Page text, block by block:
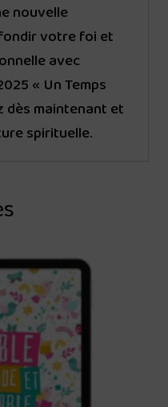
nouvelle
votre foi et
avec
« Un Temps
dès maintenant et
spirituelle.